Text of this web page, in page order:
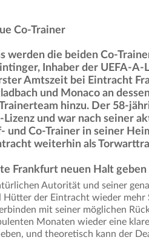
Co-Trainer
werden die beiden Co-
Inhaber der UEFA-A-
Amtszeit bei Eintracht
und Monaco an
hinzu. Der 58-
und war nach seiner
und Co-Trainer in seiner
weiterhin als
Frankfurt neuen Halt geben
Autorität und seiner
Hütter der Eintracht wieder
mit seiner möglichen
Monaten wieder eine
und theoretisch kann der